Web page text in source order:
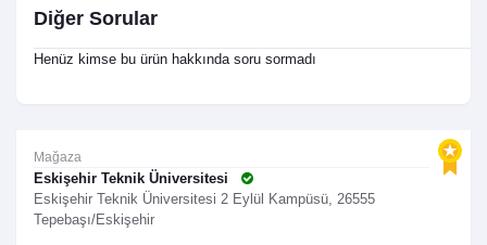
Mağaza
Eskişehir Teknik Üniversitesi
Eskişehir Teknik Üniversitesi 2 Eylül Kampüsü, 26555
Tepebaşı/Eskişehir
Diğer Sorular
Henüz kimse bu ürün hakkında soru sormadı